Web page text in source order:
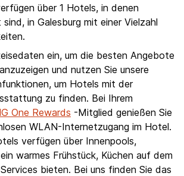
über 1 Hotels, in denen
in Galesburg mit einer Vielzahl
ein, um die besten Angebote
und nutzen Sie unsere
um Hotels mit der
zu finden. Bei Ihrem
One Rewards -Mitglied genießen Sie
WLAN-Internetzugang im Hotel.
verfügen über Innenpools,
warmes Frühstück, Küchen auf dem
bieten. Bei uns finden Sie das